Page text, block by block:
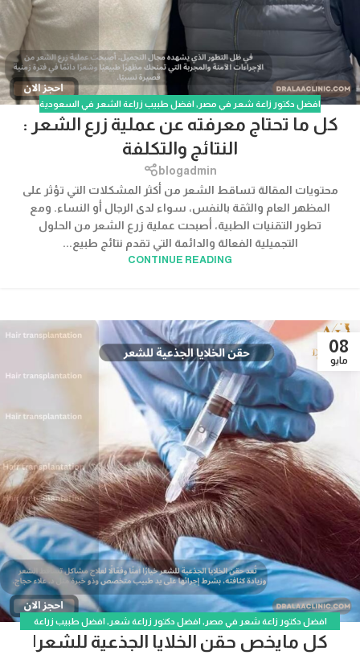
افضل دكتور زاعة شعر في مصر , افضل طبيب زراعة الشعر في السعودية
كل ما تحتاج معرفته عن عملية زرع الشعر :
النتائج والتكلفة
blogadmin
محتويات المقالة تساقط الشعر من أكثر المشكلات التي تؤثر على
المظهر العام والثقة بالنفس، سواء لدى الرجال أو النساء. ومع
تطور التقنيات الطبية، أصبحت عملية زرع الشعر من الحلول
التجميلية الفعالة والدائمة التي تقدم نتائج طبيع...
CONTINUE READING
08
مايو
افضل دكتور زاعة شعر في مصر , افضل دكتور زراعة شعر , افضل طبيب زراعة
الشعر في السعودية
كل مايخص حقن الخلايا الجذعية للشعر|